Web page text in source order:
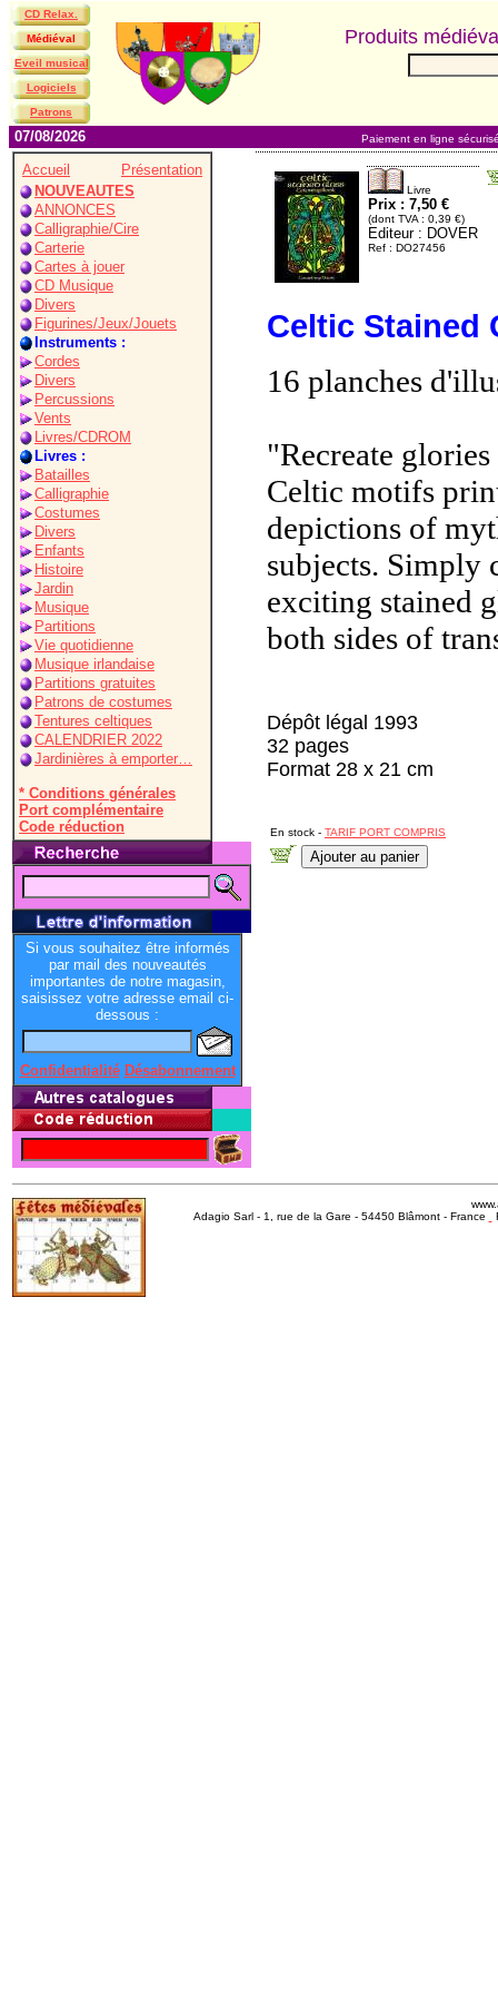
CD Relax.
Médiéval
Eveil musical
Logiciels
Patrons
Produits
07/08/2026 Paiement en ligne
Accueil
Présentation
NOUVEAUTES
ANNONCES
Calligraphie/Cire
Carterie
Cartes à jouer
CD Musique
Divers
Figurines/Jeux/Jouets
Instruments :
Cordes
Divers
Percussions
Vents
Livres/CDROM
Livres :
Batailles
Calligraphie
Costumes
Divers
Enfants
Histoire
Jardin
Musique
Partitions
Vie quotidienne
Musique irlandaise
Partitions gratuites
Patrons de costumes
Tentures celtiques
CALENDRIER 2022
Jardinières à emporter…
* Conditions générales
Port complémentaire
Code réduction
Si vous souhaitez être informés
par mail des nouveautés
importantes de notre magasin,
saisissez votre adresse email ci-
dessous :
Confidentialité Désabonnement
Livre
Prix : 7,50 €
(dont TVA : 0,39 €)
Editeur : DOVER
Ref : DO27456
Celtic Stained
16 planches
"Recreate
Celtic motifs
depictions of
subjects. Simply
exciting stained
both sides of
Dépôt légal 1993
32 pages
Format 28 x 21 cm
En stock - TARIF PORT COMPRIS
Adagio Sarl - 1, rue de la Gare - 54450 Blâmont - France